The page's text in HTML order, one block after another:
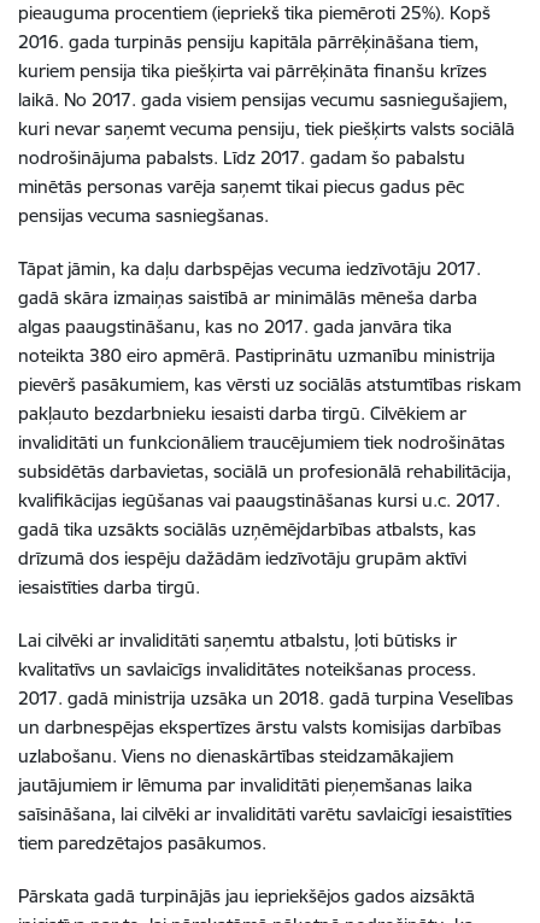
pieauguma procentiem (iepriekš tika piemēroti 25%). Kopš
2016. gada turpinās pensiju kapitāla pārrēķināšana tiem,
kuriem pensija tika piešķirta vai pārrēķināta finanšu krīzes
laikā. No 2017. gada visiem pensijas vecumu sasniegušajiem,
kuri nevar saņemt vecuma pensiju, tiek piešķirts valsts sociālā
nodrošinājuma pabalsts. Līdz 2017. gadam šo pabalstu
minētās personas varēja saņemt tikai piecus gadus pēc
pensijas vecuma sasniegšanas.
Tāpat jāmin, ka daļu darbspējas vecuma iedzīvotāju 2017.
gadā skāra izmaiņas saistībā ar minimālās mēneša darba
algas paaugstināšanu, kas no 2017. gada janvāra tika
noteikta 380 eiro apmērā. Pastiprinātu uzmanību ministrija
pievērš pasākumiem, kas vērsti uz sociālās atstumtības riskam
pakļauto bezdarbnieku iesaisti darba tirgū. Cilvēkiem ar
invaliditāti un funkcionāliem traucējumiem tiek nodrošinātas
subsidētās darbavietas, sociālā un profesionālā rehabilitācija,
kvalifikācijas iegūšanas vai paaugstināšanas kursi u.c. 2017.
gadā tika uzsākts sociālās uzņēmējdarbības atbalsts, kas
drīzumā dos iespēju dažādām iedzīvotāju grupām aktīvi
iesaistīties darba tirgū.
Lai cilvēki ar invaliditāti saņemtu atbalstu, ļoti būtisks ir
kvalitatīvs un savlaicīgs invaliditātes noteikšanas process.
2017. gadā ministrija uzsāka un 2018. gadā turpina Veselības
un darbnespējas ekspertīzes ārstu valsts komisijas darbības
uzlabošanu. Viens no dienaskārtības steidzamākajiem
jautājumiem ir lēmuma par invaliditāti pieņemšanas laika
saīsināšana, lai cilvēki ar invaliditāti varētu savlaicīgi iesaistīties
tiem paredzētajos pasākumos.
Pārskata gadā turpinājās jau iepriekšējos gados aizsāktā